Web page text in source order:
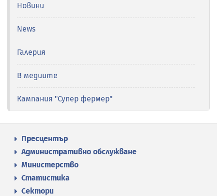
Новини
News
Галерия
В медиите
Кампания "Супер фермер"
Пресцентър
Административно обслужване
Министерство
Статистика
Сектори